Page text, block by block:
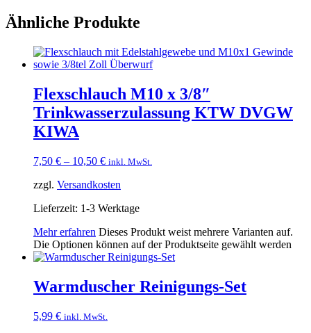
Ähnliche Produkte
Flexschlauch M10 x 3/8″
Trinkwasserzulassung KTW DVGW
KIWA
7,50 € – 10,50 € inkl. MwSt.
zzgl. Versandkosten
Lieferzeit: 1-3 Werktage
Mehr erfahren Dieses Produkt weist mehrere Varianten auf.
Die Optionen können auf der Produktseite gewählt werden
Warmduscher Reinigungs-Set
5,99 € inkl. MwSt.